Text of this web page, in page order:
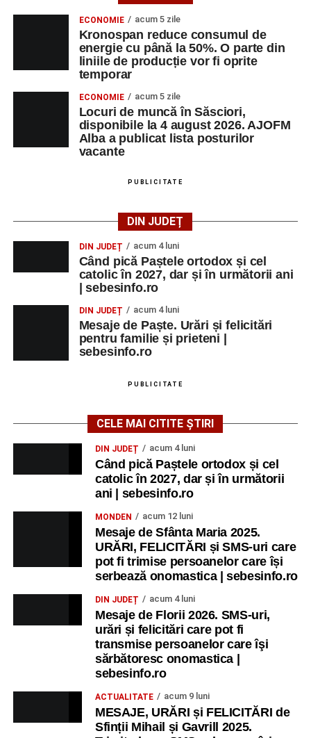
ECONOMIE acum 5 zile
Kronospan reduce consumul de
energie cu până la 50%. O parte din
liniile de producție vor fi oprite
temporar
ECONOMIE acum 5 zile
Locuri de muncă în Săsciori,
disponibile la 4 august 2026. AJOFM
Alba a publicat lista posturilor
vacante
PUBLICITATE
DIN JUDEȚ
DIN JUDEȚ acum 4 luni
Când pică Paștele ortodox și cel
catolic în 2027, dar și în următorii ani
| sebesinfo.ro
DIN JUDEȚ acum 4 luni
Mesaje de Paște. Urări și felicitări
pentru familie și prieteni |
sebesinfo.ro
PUBLICITATE
CELE MAI CITITE ȘTIRI
DIN JUDEȚ acum 4 luni
Când pică Paștele ortodox și cel
catolic în 2027, dar și în următorii
ani | sebesinfo.ro
MONDEN acum 12 luni
Mesaje de Sfânta Maria 2025.
URĂRI, FELICITĂRI și SMS-uri care
pot fi trimise persoanelor care își
serbează onomastica | sebesinfo.ro
DIN JUDEȚ acum 4 luni
Mesaje de Florii 2026. SMS-uri,
urări și felicitări care pot fi
transmise persoanelor care îşi
sărbătoresc onomastica |
sebesinfo.ro
ACTUALITATE acum 9 luni
MESAJE, URĂRI și FELICITĂRI de
Sfinții Mihail și Gavrill 2025.